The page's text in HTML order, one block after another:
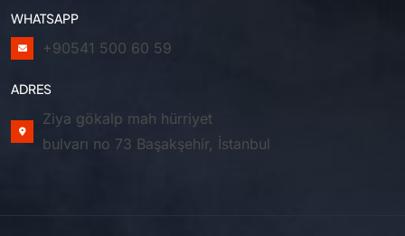
WHATSAPP
+90541 500 60 59
ADRES
Ziya gökalp mah hürriyet
bulvarı no 73 Başakşehir, İstanbul